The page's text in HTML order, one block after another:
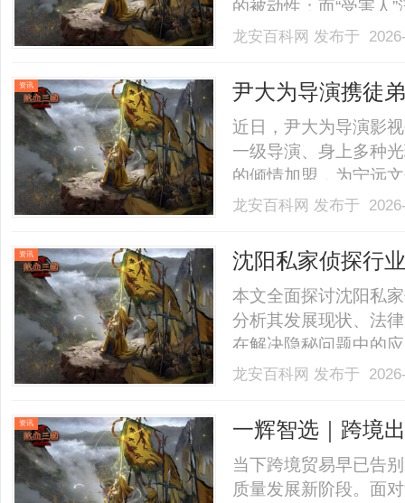
的被动性；而“受害人
事故等，侧重于伤害
义实现的重要性。......
龙安百科网 发布于
资讯
尹大为导演携徒
发展
近日，尹大为导演影
一级导演、身上多种
的倾情加盟，为宁远
力量。与此同时，由
长。两大文化力量同
一.........
龙安百科网 发布于
资讯
沈阳私家侦探行
来展望
本文全面探讨沈阳私
分析其发展现状、法
在解决隐秘问题中的
趋势，为读者提供深
龙安百科网 发布于
资讯
一辉智选｜跨境
商火热开启
当下跨境贸易早已告
质量发展新阶段。面